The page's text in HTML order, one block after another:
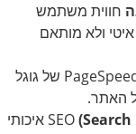
חווית משתמש
ולא מותאם
השתמשו בכלים כמו PageSpeed Insights של גוגל
האתר.
SEO איכותי